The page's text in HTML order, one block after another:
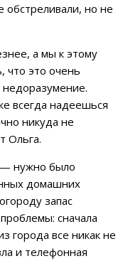
но не
а мы к этому
что это очень
недоразумение.
всегда надеешься
никуда не
Ольга.
— нужно было
домашних
запас
сначала
города все никак не
и телефонная